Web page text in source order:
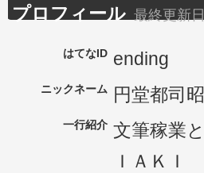
プロフィール 最終更新
はてなID ending
ニックネーム 円堂都司昭
一行紹介 文筆稼業
ＩＡＫＩ